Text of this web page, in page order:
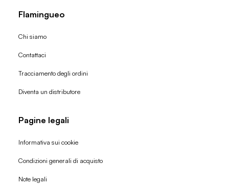
Flamingueo
Chi siamo
Contattaci
Tracciamento degli ordini
Diventa un distributore
Pagine legali
Informativa sui cookie
Condizioni generali di acquisto
Note legaliPolitica di rimborso